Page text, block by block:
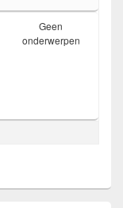
Geen
onderwerpen